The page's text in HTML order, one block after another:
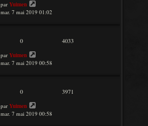
par Yuimen
mar. 7 mai 2019 01:02
0 4033
par Yuimen
mar. 7 mai 2019 00:58
0 3971
par Yuimen
mar. 7 mai 2019 00:58